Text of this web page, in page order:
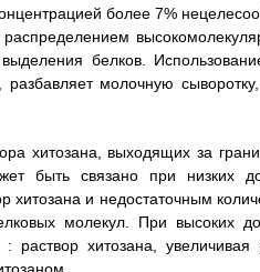
более 7%
белков.
разбавляет молочную
хитозана, выходящих за
быть связано при низких
хитозана и недостаточным
молекул. При высоких
: раствор хитозана,